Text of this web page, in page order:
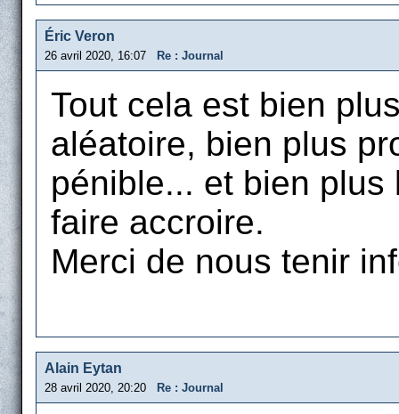
Éric Veron
26 avril 2020, 16:07 Re : Journal
Tout cela est bien
aléatoire, bien plus
pénible... et bien
faire accroire.
Merci de nous tenir
Alain Eytan
28 avril 2020, 20:20 Re : Journal